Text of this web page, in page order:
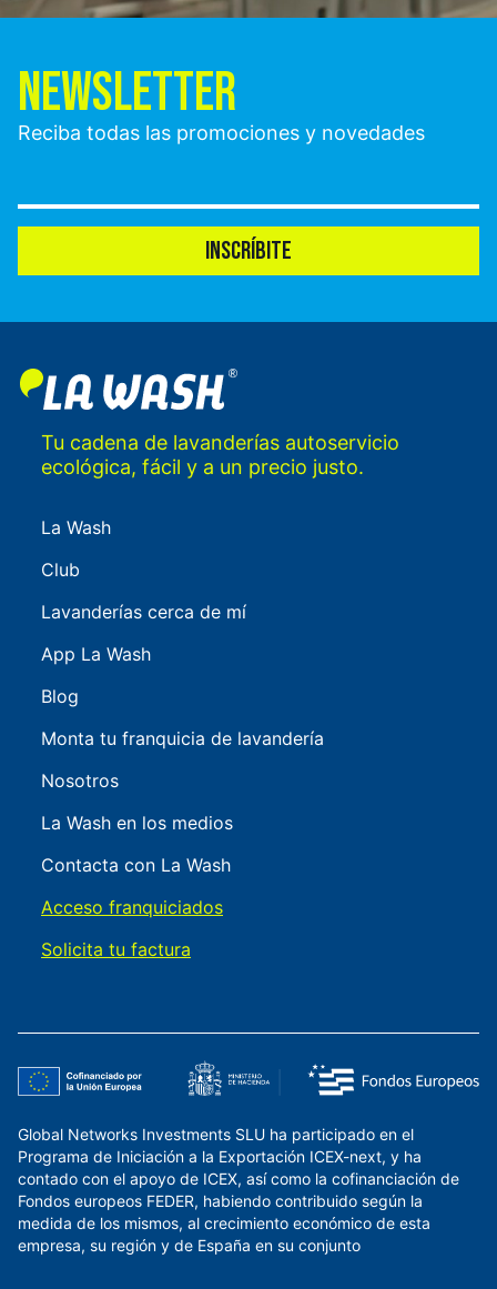
NEWSLETTER
Reciba todas las promociones y novedades
INSCRÍBITE
Tu cadena de lavanderías autoservicio
ecológica, fácil y a un precio justo.
La Wash
Club
Lavanderías cerca de mí
App La Wash
Blog
Monta tu franquicia de lavandería
Nosotros
La Wash en los medios
Contacta con La Wash
Acceso franquiciados
Solicita tu factura
Global Networks Investments SLU ha participado en el
Programa de Iniciación a la Exportación ICEX-next, y ha
contado con el apoyo de ICEX, así como la cofinanciación de
Fondos europeos FEDER, habiendo contribuido según la
medida de los mismos, al crecimiento económico de esta
empresa, su región y de España en su conjunto